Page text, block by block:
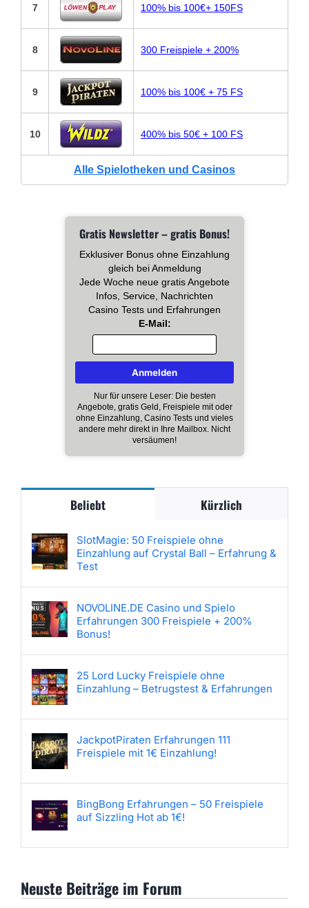
7 100% bis 100€+ 150FS
8 300 Freispiele + 200%
9 100% bis 100€ + 75 FS
10 400% bis 50€ + 100 FS
Alle Spielotheken und Casinos
Gratis Newsletter – gratis Bonus!
Exklusiver Bonus ohne Einzahlung
gleich bei Anmeldung
Jede Woche neue gratis Angebote
Infos, Service, Nachrichten
Casino Tests und Erfahrungen
E-Mail:
Nur für unsere Leser: Die besten
Angebote, gratis Geld, Freispiele mit oder
ohne Einzahlung, Casino Tests und vieles
andere mehr direkt in Ihre Mailbox. Nicht
versäumen!
Beliebt Kürzlich
SlotMagie: 50 Freispiele ohne
Einzahlung auf Crystal Ball – Erfahrung &
Test
NOVOLINE.DE Casino und Spielo
Erfahrungen 300 Freispiele + 200%
Bonus!
25 Lord Lucky Freispiele ohne
Einzahlung – Betrugstest & Erfahrungen
JackpotPiraten Erfahrungen 111
Freispiele mit 1€ Einzahlung!
BingBong Erfahrungen – 50 Freispiele
auf Sizzling Hot ab 1€!
Neuste Beiträge im Forum